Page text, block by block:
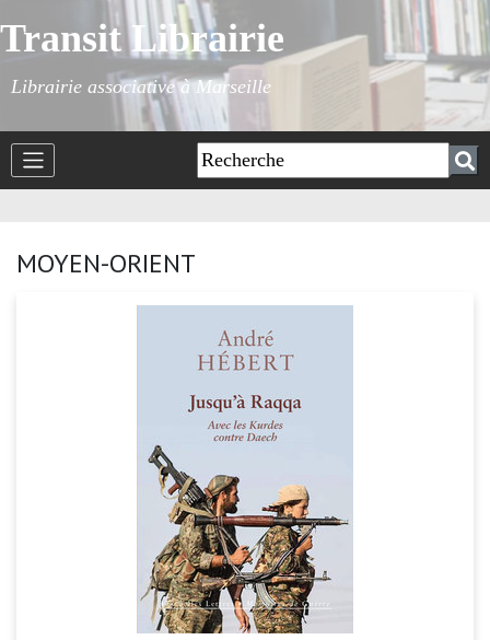
Transit Librairie
Librairie associative à Marseille
MOYEN-ORIENT